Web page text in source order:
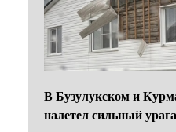
В Бузулукском и
налетел сильный